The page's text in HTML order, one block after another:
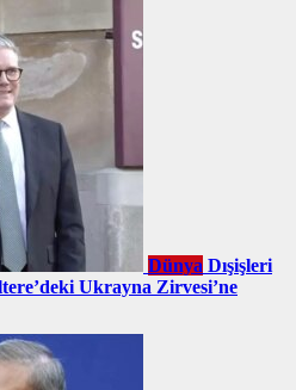
Dünya Dışişleri
Ukrayna Zirvesi’ne